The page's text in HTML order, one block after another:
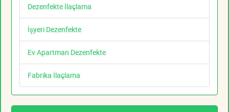
Dezenfekte İlaçlama
İşyeri Dezenfekte
Ev Apartman Dezenfekte
Fabrika İlaçlama